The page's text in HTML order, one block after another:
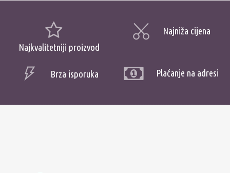
Najkvalitetniji proizvod
Najniža cijena
Brza isporuka Plaćanje na adresi